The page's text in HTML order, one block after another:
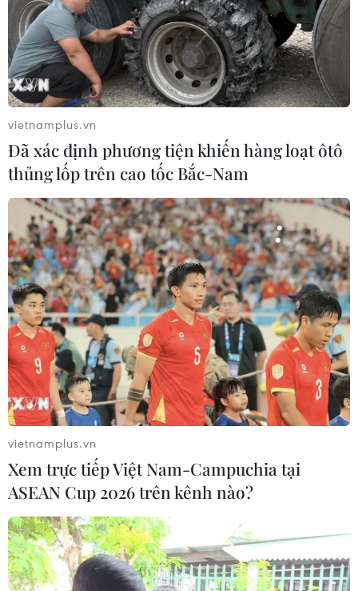
#Tin tức #Tin tức mới nhất
#Tin tức 24h
#Tin tức mới nhất trong ngày
#Tin tức thời sư
#Tin tức hot
#Tin tức an ninh
#Tin tức hot
#An ninh thời sự hôm nay
#Bản tin thời sự
#VietnamPlus
TP. Hà Nội
Theo dõi VietnamPlus
TIN LIÊN QUAN
vietnamplus.vn
Đã xác định phương tiện khiến hàng loạt ôtô
thủng lốp trên cao tốc Bắc-Nam
vietnamplus.vn
Xem trực tiếp Việt Nam-Campuchia tại
ASEAN Cup 2026 trên kênh nào?